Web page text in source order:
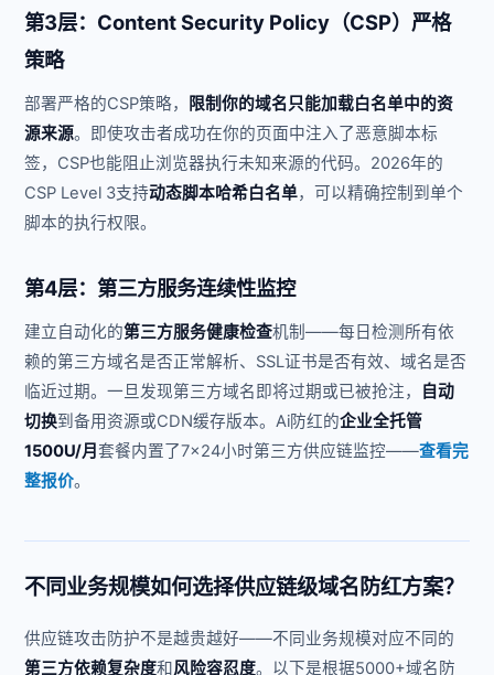
第3层：Content Security Policy（CSP）严格
策略
部署严格的CSP策略，
限制你的域名只能加载白名单中的资
源来源。即使攻击者成功在你的页面中注入了恶意脚本标
签，CSP也能阻止浏览器执行未知来源的代码。2026年的
CSP Level 3支持动态脚本哈希白名单，可以精确控制到单个
脚本的执行权限。
第4层：第三方服务连续性监控
建立自动化的第三方服务健康检查机制——每日检测所有依
赖的第三方域名是否正常解析、SSL证书是否有效、域名是否
临近过期。一旦发现第三方域名即将过期或已被抢注， 自动
切换到备用资源或CDN缓存版本。Ai防红的企业全托管
1500U/月 套餐内置了7×24小时第三方供应链监控——查看完
整报价。
不同业务规模如何选择供应链级域名防红方案？
供应链攻击防护不是越贵越好——不同业务规模对应不同的
第三方依赖复杂度和风险容忍度。以下是根据5000+域名防